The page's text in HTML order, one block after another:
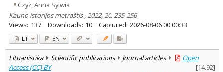
Czyż, Anna Sylwia
Kauno istorijos metraštis , 2022, 20, 235-256
Views: 137 Downloads: 10 Captured: 2026-08-06 00:00:33
LT EN
Lituanistika Scientific publications Journal articles
Open
Access (CC) BY
[14.92]